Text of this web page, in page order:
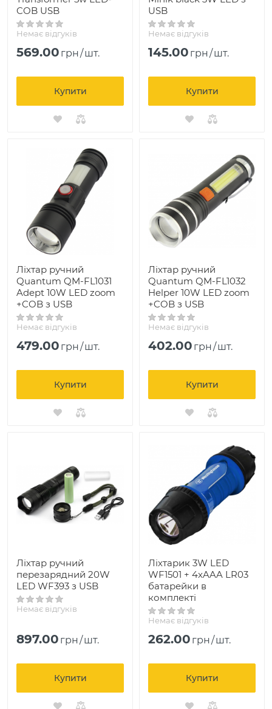
COB USB
Немає відгуків
569.00 грн/шт.
Купити
USB
Немає відгуків
145.00 грн/шт.
Купити
Ліхтар ручний
Quantum QM-FL1031
Adept 10W LED zoom
+COB з USB
Немає відгуків
479.00 грн/шт.
Купити
Ліхтар ручний
Quantum QM-FL1032
Helper 10W LED zoom
+COB з USB
Немає відгуків
402.00 грн/шт.
Купити
Ліхтар ручний
перезарядний 20W
LED WF393 з USB
Немає відгуків
897.00 грн/шт.
Купити
Ліхтарик 3W LED
WF1501 + 4xAAA LR03
батарейки в
комплекті
Немає відгуків
262.00 грн/шт.
Купити